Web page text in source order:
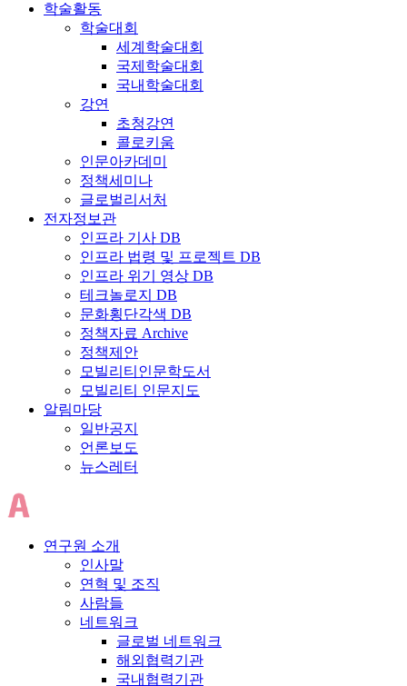
학술활동
학술대회
세계학술대회
국제학술대회
국내학술대회
강연
초청강연
콜로키움
인문아카데미
정책세미나
글로벌리서처
전자정보관
인프라 기사 DB
인프라 법령 및 프로젝트 DB
인프라 위기 영상 DB
테크놀로지 DB
문화횡단각색 DB
정책자료 Archive
정책제안
모빌리티인문학도서
모빌리티 인문지도
알림마당
일반공지
언론보도
뉴스레터
연구원 소개
인사말
연혁 및 조직
사람들
네트워크
글로벌 네트워크
해외협력기관
국내협력기관